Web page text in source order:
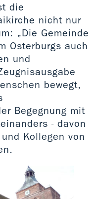
die
nicht nur
„Die Gemeinde
Osterburgs auch
und
bewegt,
Begegnung mit
- davon
Kollegen von